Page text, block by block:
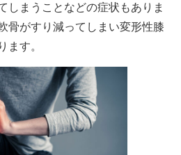
しまうことなどの症状もありま
骨がすり減ってしまい変形性膝
ます。